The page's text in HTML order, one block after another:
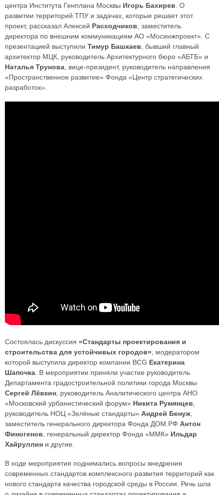
центра Института Генплана Москвы Игорь Бахирев. О
развитии территорий ТПУ и задачах, которые решает этот
проект, рассказал Алексей Расходчиков, заместитель
директора по внешним коммуникациям АО «Мосинжпроект». С
презентацией выступили Тимур Башкаев, бывший главный
архитектор МЦК, руководитель Архитектурного бюро «АБТБ» и
Наталья Трунова, вице-президент, руководитель направления
«Пространственное развитие» Фонда «Центр стратегических
разработок».
Состоялась дискуссия «Стандарты проектирования и
строительства для устойчивых городов», модератором
которой выступила директор компании BCG Екатерина
Шапочка. В мероприятии приняли участие руководитель
Департамента градостроительной политики города Москвы
Сергей Лёвкин, руководитель Аналитического центра АНО
«Московский урбанистический форум» Никита Румянцев,
руководитель НОЦ «Зелёные стандарты» Андрей Бенуж,
заместитель генерального директора Фонда ДОМ.РФ Антон
Финогенов, генеральный директор Фонда «ММК» Ильдар
Хайруллин и другие.
В ходе мероприятия поднимались вопросы внедрения
современных стандартов комплексного развития территорий как
нового стандарта качества городской среды в России. Речь шла